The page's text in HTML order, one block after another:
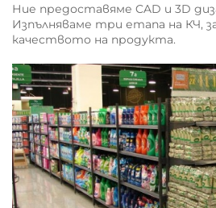
Ние предоставяме CAD и 3D
Изпълняваме три етапа на КЧ,
качеството на продукта.